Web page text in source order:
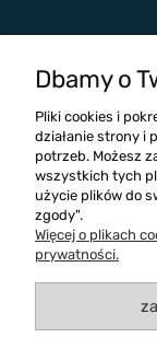
Dbamy o
Pliki cookies i
działanie strony i
potrzeb. Możesz
wszystkich tych
użycie plików do
zgody".
Więcej o plikach
prywatności.